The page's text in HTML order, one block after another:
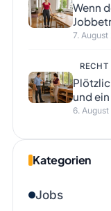
Wenn
7. August
RECHT
und
6.
Kategorien
Jobs